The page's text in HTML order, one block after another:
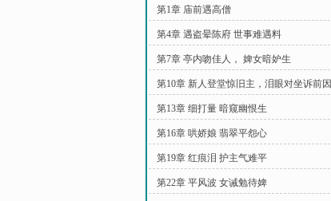
第1章 庙前遇高僧
第4章 遇盗晕陈府 世事难遇料
第7章 亭内吻佳人， 婢女暗妒生
第10章 新人登堂惊旧主，泪眼对坐诉前因
第13章 细打量 暗窥幽恨生
第16章 哄娇娘 翡翠平怨心
第19章 红痕泪 护主气难平
第22章 平风波 女诫勉待婢